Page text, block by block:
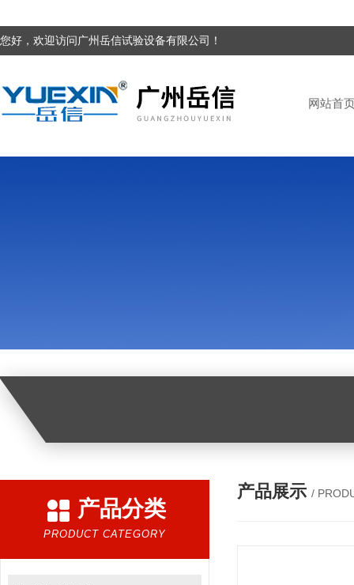
您好，欢迎访问广州岳信试验设备有限公司！
网站首
产品分类
PRODUCT CATEGORY
产品展示 /